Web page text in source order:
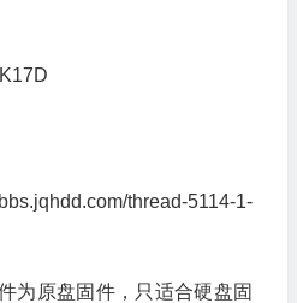
thread-5114-1-
为原盘固件，只适合硬盘固